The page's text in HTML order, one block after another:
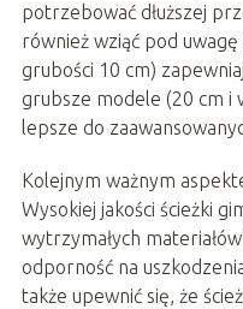
potrzebować dłuższej
również wziąć pod
grubości 10 cm)
grubsze modele (20 cm i
lepsze do
Kolejnym ważnym
Wysokiej jakości ścieżki
wytrzymałych
odporność na
także upewnić się, że